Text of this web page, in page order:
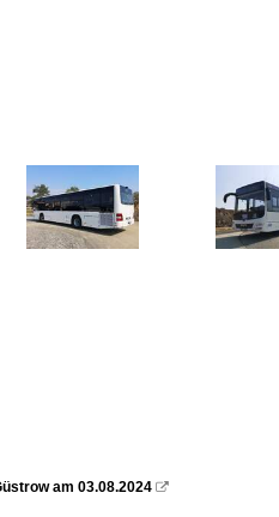
am 03.08.2024 